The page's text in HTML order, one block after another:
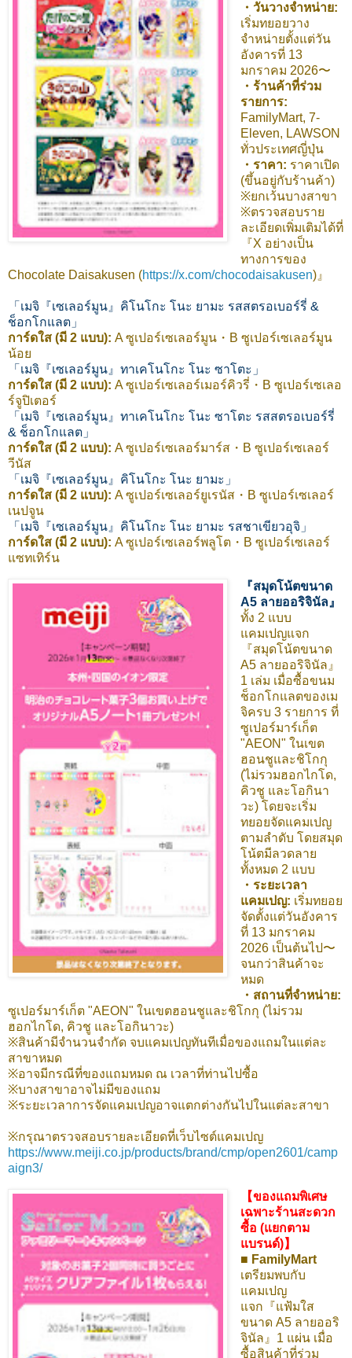
・วันวางจำหน่าย:
เริ่มทยอยวาง
จำหน่ายตั้งแต่วัน
อังคารที่ 13
มกราคม 2026〜
・ร้านค้าที่ร่วม
รายการ:
FamilyMart, 7-
Eleven, LAWSON
ทั่วประเทศญี่ปุ่น
・ราคา: ราคาเปิด
(ขึ้นอยู่กับร้านค้า)
※ยกเว้นบางสาขา
※ตรวจสอบราย
ละเอียดเพิ่มเติมได้ที่
『X อย่างเป็น
ทางการของ
Chocolate Daisakusen (https://x.com/chocodaisakusen)』
「เมจิ『เซเลอร์มูน』คิโนโกะ โนะ ยามะ รสสตรอเบอร์รี่ &
ช็อกโกแลต」
การ์ดใส (มี 2 แบบ): A ซูเปอร์เซเลอร์มูน・B ซูเปอร์เซเลอร์มูน
น้อย
「เมจิ『เซเลอร์มูน』ทาเคโนโกะ โนะ ซาโตะ」
การ์ดใส (มี 2 แบบ): A ซูเปอร์เซเลอร์เมอร์คิวรี่・B ซูเปอร์เซเลอ
ร์จูปิเตอร์
「เมจิ『เซเลอร์มูน』ทาเคโนโกะ โนะ ซาโตะ รสสตรอเบอร์รี่
& ช็อกโกแลต」
การ์ดใส (มี 2 แบบ): A ซูเปอร์เซเลอร์มาร์ส・B ซูเปอร์เซเลอร์
วีนัส
「เมจิ『เซเลอร์มูน』คิโนโกะ โนะ ยามะ」
การ์ดใส (มี 2 แบบ): A ซูเปอร์เซเลอร์ยูเรนัส・B ซูเปอร์เซเลอร์
เนปจูน
「เมจิ『เซเลอร์มูน』คิโนโกะ โนะ ยามะ รสชาเขียวอุจิ」
การ์ดใส (มี 2 แบบ): A ซูเปอร์เซเลอร์พลูโต・B ซูเปอร์เซเลอร์
แซทเทิร์น
『สมุดโน้ตขนาด
A5 ลายออริจินัล』
ทั้ง 2 แบบ
แคมเปญแจก
『สมุดโน้ตขนาด
A5 ลายออริจินัล』
1 เล่ม เมื่อซื้อขนม
ช็อกโกแลตของเม
จิครบ 3 รายการ ที่
ซูเปอร์มาร์เก็ต
"AEON" ในเขต
ฮอนชูและชิโกกุ
(ไม่รวมฮอกไกโด,
คิวชู และโอกินา
วะ) โดยจะเริ่ม
ทยอยจัดแคมเปญ
ตามลำดับ โดยสมุด
โน้ตมีลวดลาย
ทั้งหมด 2 แบบ
・ระยะเวลา
แคมเปญ: เริ่มทยอย
จัดตั้งแต่วันอังคาร
ที่ 13 มกราคม
2026 เป็นต้นไป〜
จนกว่าสินค้าจะ
หมด
・สถานที่จำหน่าย:
ซูเปอร์มาร์เก็ต "AEON" ในเขตฮอนชูและชิโกกุ (ไม่รวม
ฮอกไกโด, คิวชู และโอกินาวะ)
※สินค้ามีจำนวนจำกัด จบแคมเปญทันทีเมื่อของแถมในแต่ละ
สาขาหมด
※อาจมีกรณีที่ของแถมหมด ณ เวลาที่ท่านไปซื้อ
※บางสาขาอาจไม่มีของแถม
※ระยะเวลาการจัดแคมเปญอาจแตกต่างกันไปในแต่ละสาขา
※กรุณาตรวจสอบรายละเอียดที่เว็บไซต์แคมเปญ
https://www.meiji.co.jp/products/brand/cmp/open2601/camp
aign3/
【ของแถมพิเศษ
เฉพาะร้านสะดวก
ซื้อ (แยกตาม
แบรนด์)】
■ FamilyMart
เตรียมพบกับ
แคมเปญ
แจก『แฟ้มใส
ขนาด A5 ลายออริ
จินัล』1 แผ่น เมื่อ
ซื้อสินค้าที่ร่วม